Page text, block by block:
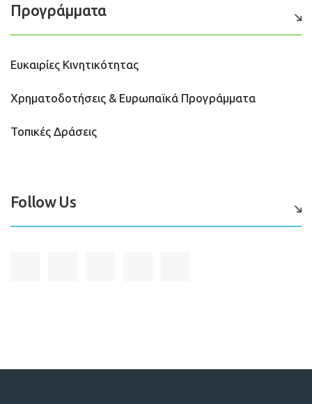
Προγράμματα
Ευκαιρίες Κινητικότητας
Χρηματοδοτήσεις & Ευρωπαϊκά Προγράμματα
Τοπικές Δράσεις
Follow Us